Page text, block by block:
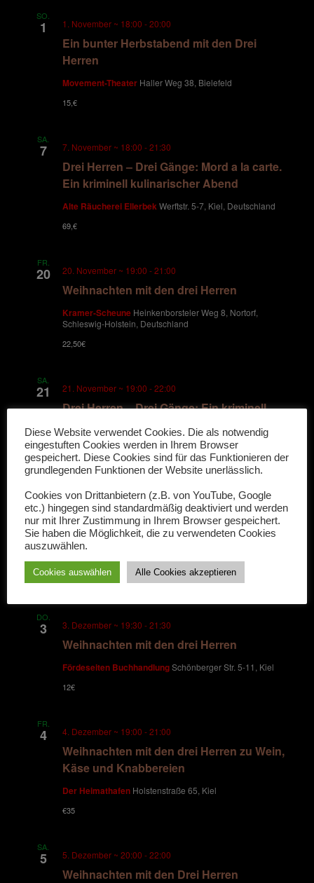
e
A
n
,
a
i
g
t
SO.
1
Ein bunter Herbstabend mit den Drei
Herren
1. November ~ 18:00 -20:00
Movement-Theater Haller Weg 38, Bielefeld
15,€
SA.
7
Drei Herren – Drei Gänge: Mord a la carte.
Ein kriminell kulinarischer Abend
7. November ~ 18:00 -21:30
Alte Räucherei EllerbekWerftstr. 5-7, Kiel, Deutschland
69,€
FR.
20
Weihnachten mit den drei Herren
20. November ~ 19:00 -21:00
Kramer-Scheune Heinkenborsteler Weg 8, Nortorf,
Schleswig-Holstein, Deutschland
22,50€
SA.
21
Drei Herren – Drei Gänge: Ein kriminell
kulinarischer Abend
21. November ~ 19:00 -22:00
Gasthof zum goldenen SternHauptstr. 6, Stolk
MI.
2
Weihnachten mit den Drei Herren
2. Dezember ~ 20:00 -22:00
KulturForum
Andreas-Gayk-Str. 31, Kiel, Schleswig-
DO.
3
Weihnachten mit den drei Herren
3. Dezember ~ 19:30 -21:30
Fördeseiten BuchhandlungSchönberger Str. 5-11, Kiel
12€
FR.
4
Weihnachten mit den drei Herren zu Wein,
Käse und Knabbereien
4. Dezember ~ 19:00 -21:00
Der Heimathafen Holstenstraße 65, Kiel
€35
SA.
5
Weihnachten mit den Drei Herren
5. Dezember ~ 20:00 -22:00
Diese Website verwendet Cookies. Die als notwendig
eingestuften Cookies werden in Ihrem Browser
gespeichert. Diese Cookies sind für das Funktionieren der
grundlegenden Funktionen der Website unerlässlich.
Cookies von Drittanbietern (z.B. von YouTube, Google
etc.) hingegen sind standardmäßig deaktiviert und werden
nur mit Ihrer Zustimmung in Ihrem Browser gespeichert.
Sie haben die Möglichkeit, die zu verwendeten Cookies
auszuwählen.
Cookies auswählen Alle Cookies akzeptieren